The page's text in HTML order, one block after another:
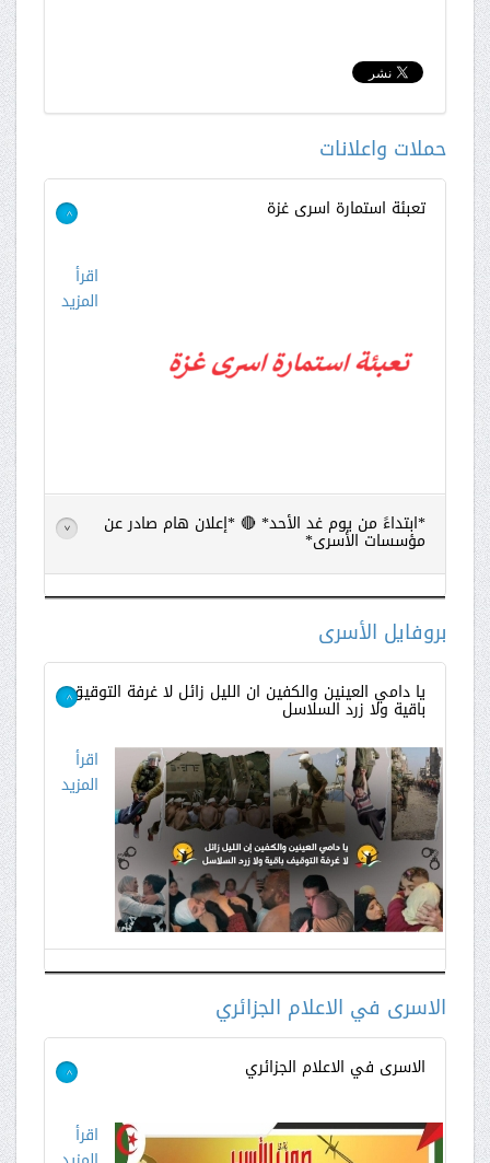
حملات واعلانات
تعبئة استمارة اسرى غزة >
اقرأ
المزيد
*ابتداءً من يوم غد الأحد* 🔴 *إعلان هام صادر عن
مؤسسات الأسرى* >
اقرأ
بروفايل الأسرى
يا دامي العينين والكفين ان الليل زائل لا غرفة التوقيق
باقية ولا زرد السلاسل >
اقرأ
المزيد
الاسرى في الاعلام الجزائري
الاسرى في الاعلام الجزائري >
اقرأ